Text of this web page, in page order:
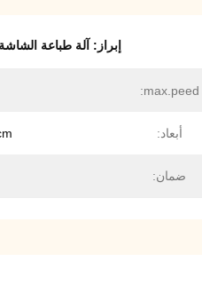
إبراز: آلة طباعة الشاشة
max.peed:
أبعاد:
ضمان: